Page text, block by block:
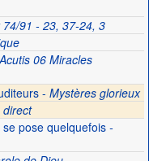
91 - 23, 37-24, 3
06 Miracles
- Mystères glorieux
direct
pose quelquefois-